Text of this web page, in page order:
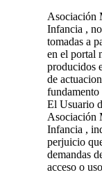
Asociación
Infancia ,
tomadas a
en el portal
producidos
de
El Usuario
Asociación
Infancia ,
perjuicio
demandas
acceso o